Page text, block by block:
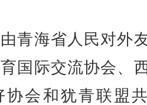
海省人民对外
国际交流协会、
协会和犹青联盟